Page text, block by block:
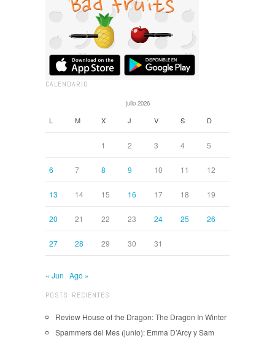
CALENDARIO
julio 2026
L M X J V S D
1 2 3 4 5
6 7 8 9 10 11 12
13 14 15 16 17 18 19
20 21 22 23 24 25 26
27 28 29 30 31
« Jun Ago »
POSTS RECIENTES
Review House of the Dragon: The Dragon In Winter
Spammers del Mes (junio): Emma D’Arcy y Sam